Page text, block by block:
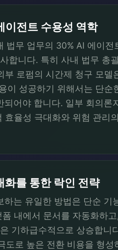
이전트 수용성 역학
무 업무의 30% AI 에이
합니다. 특히 사내 법무 총
로펌의 시간제 청구 모
이 성공하기 위해서는 단
어야 합니다. 일부 회의
율성 극대화와 위험 관리
화를 통한 락인 전략
는 유일한 방법은 단순
내에서 문서를 자동화하
기하급수적으로 상승합
로 높은 전환 비용을 형